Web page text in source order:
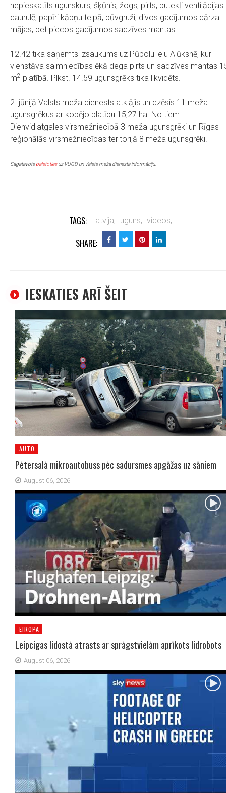
nepieskatīts ugunskurs, šķūnis, žogs, pirts, putekļi ventilācijas
caurulē, papīri kāpņu telpā, būvgruži, divos gadījumos dārza
mājas, bet piecos gadījumos sadzīves mantas.
12.42 tika saņemts izsaukums uz Pūpolu ielu Alūksnē, kur
vienstāva saimniecības ēkā dega pirts un sadzīves mantas
m2 platībā. Plkst. 14.59 ugunsgrēks tika likvidēts.
2. jūnijā Valsts meža dienests atklājis un dzēsis 11 meža
ugunsgrēkus ar kopējo platību 15,27 ha. No tiem
Dienvidlatgales virsmežniecībā 3 meža ugunsgrēki un Rīgas
reģionālās virsmežniecības teritorijā 8 meža ugunsgrēki.
Sagatavotsbalstotiesuz VUGD un Valsts meža dienesta informāciju.
TAGS: Latvija, uguns, videos,
SHARE:
IESKATIES ARĪ ŠEIT
AUTO
Pētersalā mikroautobuss pēc sadursmes apgāžas uz sāniem
August 06, 2026
EIROPA
Leipcigas lidostā atrasts ar sprāgstvielām aprīkots lidrobots
August 06, 2026